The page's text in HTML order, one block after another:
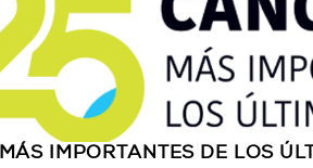
IMPORTANTES DE LOS